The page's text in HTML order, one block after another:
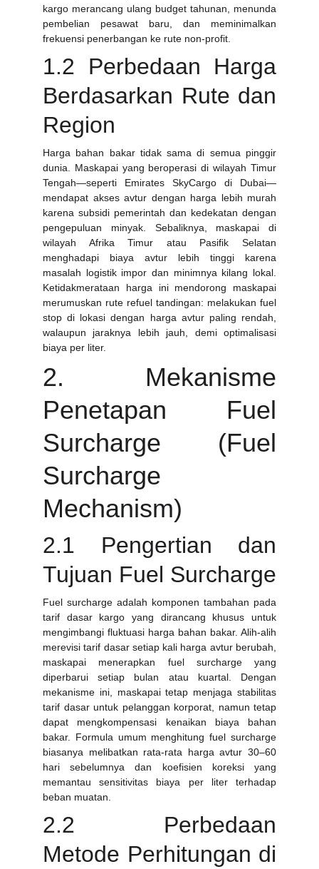
kargo merancang ulang budget tahunan, menunda
pembelian pesawat baru, dan meminimalkan
frekuensi penerbangan ke rute non-profit.
1.2 Perbedaan Harga
Berdasarkan Rute dan
Region
Harga bahan bakar tidak sama di semua pinggir
dunia. Maskapai yang beroperasi di wilayah Timur
Tengah—seperti Emirates SkyCargo di Dubai—
mendapat akses avtur dengan harga lebih murah
karena subsidi pemerintah dan kedekatan dengan
pengepuluan minyak. Sebaliknya, maskapai di
wilayah Afrika Timur atau Pasifik Selatan
menghadapi biaya avtur lebih tinggi karena
masalah logistik impor dan minimnya kilang lokal.
Ketidakmerataan harga ini mendorong maskapai
merumuskan rute refuel tandingan: melakukan fuel
stop di lokasi dengan harga avtur paling rendah,
walaupun jaraknya lebih jauh, demi optimalisasi
biaya per liter.
2. Mekanisme
Penetapan Fuel
Surcharge (Fuel
Surcharge
Mechanism)
2.1 Pengertian dan
Tujuan Fuel Surcharge
Fuel surcharge adalah komponen tambahan pada
tarif dasar kargo yang dirancang khusus untuk
mengimbangi fluktuasi harga bahan bakar. Alih-alih
merevisi tarif dasar setiap kali harga avtur berubah,
maskapai menerapkan fuel surcharge yang
diperbarui setiap bulan atau kuartal. Dengan
mekanisme ini, maskapai tetap menjaga stabilitas
tarif dasar untuk pelanggan korporat, namun tetap
dapat mengkompensasi kenaikan biaya bahan
bakar. Formula umum menghitung fuel surcharge
biasanya melibatkan rata-rata harga avtur 30–60
hari sebelumnya dan koefisien koreksi yang
memantau sensitivitas biaya per liter terhadap
beban muatan.
2.2 Perbedaan
Metode Perhitungan di